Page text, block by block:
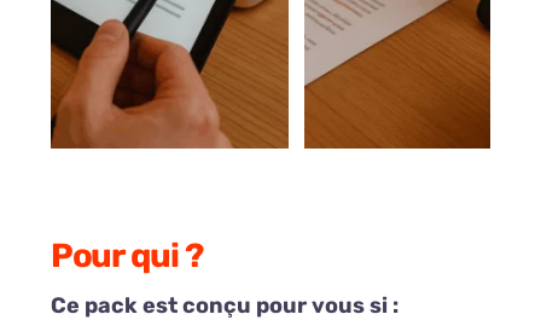
Pour qui ?
Ce pack est conçu pour vous si :